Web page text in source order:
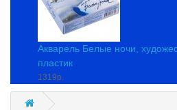
Акварель Белые ночи,
пластик
1319р.